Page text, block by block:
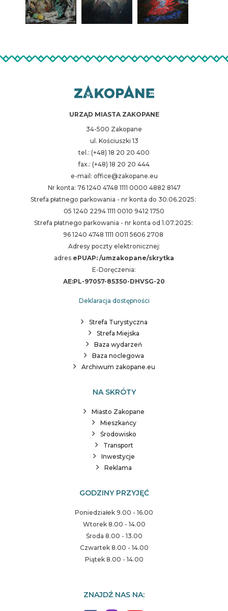
URZĄD MIASTA ZAKOPANE
34-500 Zakopane
ul. Kościuszki 13
tel.: (+48) 18 20 20 400
fax.: (+48) 18 20 20 444
e-mail: office@zakopane.eu
Nr konta: 76 1240 4748 1111 0000 4882 8147
Strefa płatnego parkowania - nr konta do 30.06.2025:
05 1240 2294 1111 0010 9412 1750
Strefa płatnego parkowania - nr konta od 1.07.2025:
96 1240 4748 1111 0011 5606 2708
Adresy poczty elektronicznej:
adres ePUAP: /umzakopane/skrytka
E-Doręczenia:
AE:PL-97057-85350-DHVSG-20
Deklaracja dostępności
Strefa Turystyczna
Strefa Miejska
Baza wydarzeń
Baza noclegowa
Archiwum zakopane.eu
NA SKRÓTY
Miasto Zakopane
Mieszkańcy
Środowisko
Transport
Inwestycje
Reklama
GODZINY PRZYJĘĆ
Poniedziałek 9.00 - 16.00
Wtorek 8.00 - 14.00
Środa 8.00 - 13.00
Czwartek 8.00 - 14.00
Piątek 8.00 - 14.00
ZNAJDŹ NAS NA: